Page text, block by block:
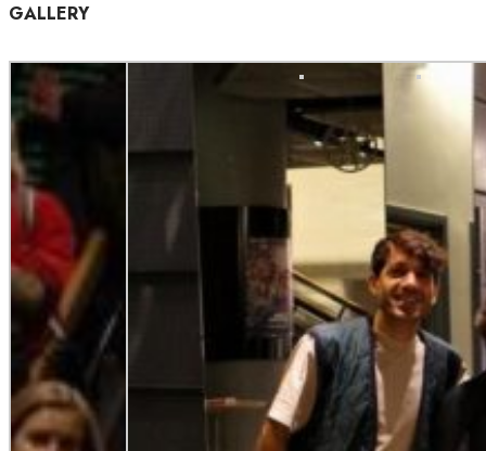
GALLERY